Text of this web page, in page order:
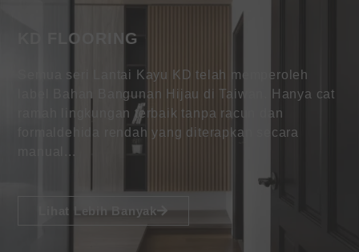
KD FLOORING
Semua seri Lantai Kayu KD telah memperoleh
label Bahan Bangunan Hijau di Taiwan. Hanya cat
ramah lingkungan terbaik tanpa racun dan
formaldehida rendah yang diterapkan secara
manual...
Lihat Lebih Banyak